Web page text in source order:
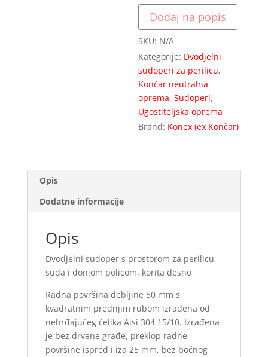
za
perilicu
suđa
i
donjom
policom,
korita
desno
količina
Dodaj na popis
SKU: N/A
Kategorije: Dvodjelni
sudoperi za perilicu,
Končar neutralna
oprema,Sudoperi,
Ugostiteljska oprema
Brand: Konex (ex Končar)
Opis
Dodatne informacije
Opis
Dvodjelni sudoper s prostorom za perilicu
suđa i donjom policom, korita desno
Radna površina debljine 50 mm s
kvadratnim prednjim rubom izrađena od
nehrđajućeg čelika Aisi 304 15/10. Izrađena
je bez drvene građe, preklop radne
površine ispred i iza 25 mm, bez bočnog